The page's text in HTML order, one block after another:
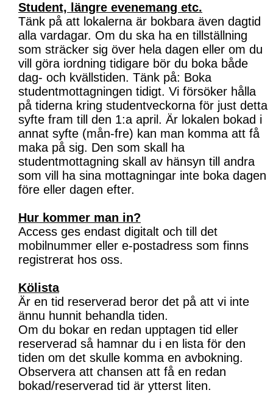
Student, längre evenemang etc.
Tänk på att lokalerna är bokbara även dagtid
alla vardagar. Om du ska ha en tillställning
som sträcker sig över hela dagen eller om du
vill göra iordning tidigare bör du boka både
dag- och kvällstiden. Tänk på: Boka
studentmottagningen tidigt. Vi försöker hålla
på tiderna kring studentveckorna för just detta
syfte fram till den 1:a april. Är lokalen bokad i
annat syfte (mån-fre) kan man komma att få
maka på sig. Den som skall ha
studentmottagning skall av hänsyn till andra
som vill ha sina mottagningar inte boka dagen
före eller dagen efter.
Hur kommer man in?
Access ges endast digitalt och till det
mobilnummer eller e-postadress som finns
registrerat hos oss.
Kölista
Är en tid reserverad beror det på att vi inte
ännu hunnit behandla tiden.
Om du bokar en redan upptagen tid eller
reserverad så hamnar du i en lista för den
tiden om det skulle komma en avbokning.
Observera att chansen att få en redan
bokad/reserverad tid är ytterst liten.